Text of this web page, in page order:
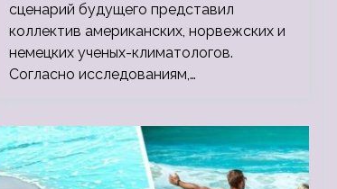
сценарий будущего представил
коллектив американских, норвежских и
немецких ученых-климатологов.
Согласно исследованиям,…